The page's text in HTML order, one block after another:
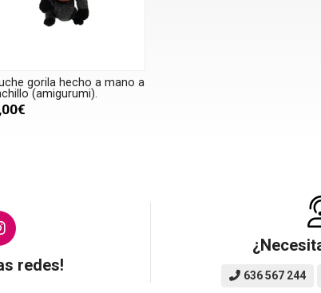
gorila hecho a mano a
(amigurumi).
redes!
636 567 244